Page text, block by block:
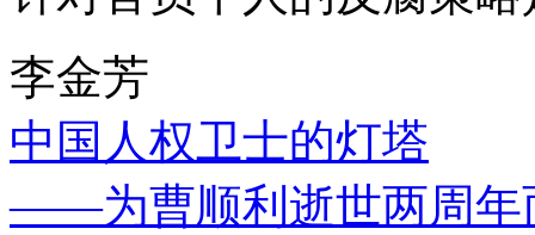
李金芳
中国人权卫士的灯塔
——为曹顺利逝世两周年